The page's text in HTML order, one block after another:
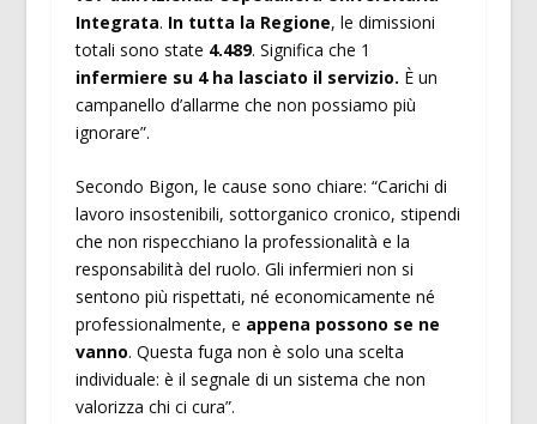
Integrata. In tutta la Regione, le dimissioni
totali sono state 4.489. Significa che 1
infermiere su 4 ha lasciato il servizio. È un
campanello d’allarme che non possiamo più
ignorare”.
Secondo Bigon, le cause sono chiare: “Carichi di
lavoro insostenibili, sottorganico cronico, stipendi
che non rispecchiano la professionalità e la
responsabilità del ruolo. Gli infermieri non si
sentono più rispettati, né economicamente né
professionalmente, e appena possono se ne
vanno. Questa fuga non è solo una scelta
individuale: è il segnale di un sistema che non
valorizza chi ci cura”.